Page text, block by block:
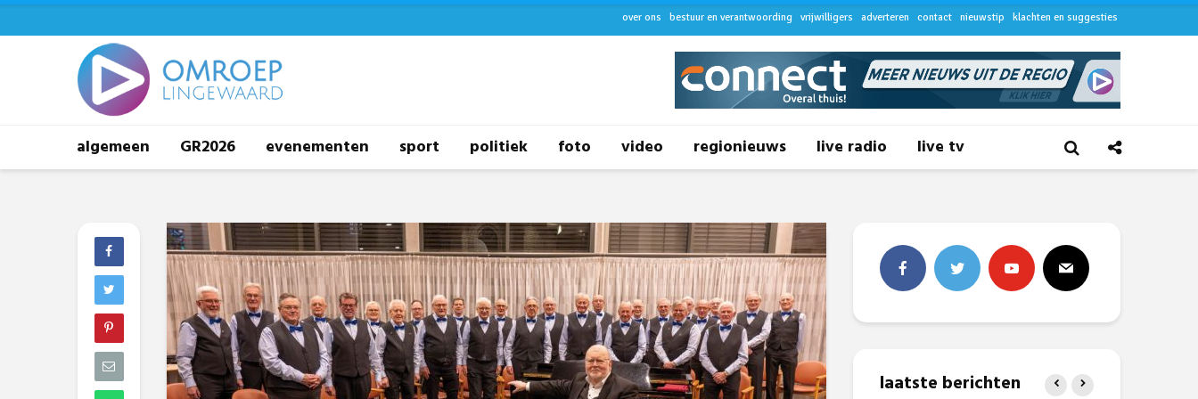
over ons bestuur en verantwoording vrijwilligers adverteren contact nieuwstip klachten en suggesties
algemeen GR2026 evenementen sport politiek foto video regionieuws live radio live tv
laatste berichten